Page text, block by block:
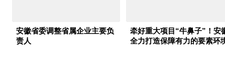
安徽省委调整省属企业主要负
责人
牵好重大项目“牛鼻子”！安
全力打造保障有力的要素环